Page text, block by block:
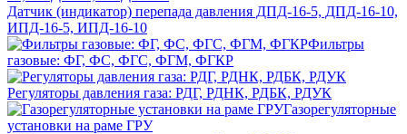
Датчик (индикатор) перепада давления ДПД-16-5, ДПД-16-10,
ИПД-16-5, ИПД-16-10
Фильтры
газовые: ФГ, ФС, ФГС, ФГМ, ФГКР
Регуляторы давления газа: РДГ, РДНК, РДБК, РДУК
Газорегуляторные
установки на раме ГРУ